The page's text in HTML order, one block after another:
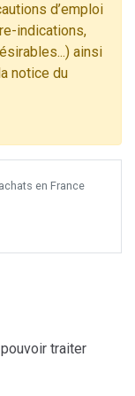
d’emploi
indications,
ainsi
notice du
en France
traiter